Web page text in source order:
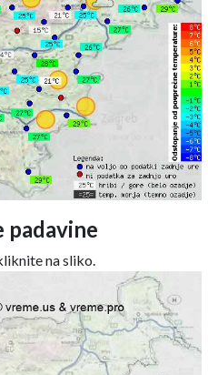
padavine
na sliko.